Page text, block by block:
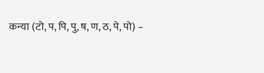
कन्या (टो, प, पि, पु, ष, ण, ठ, पे, पो) –